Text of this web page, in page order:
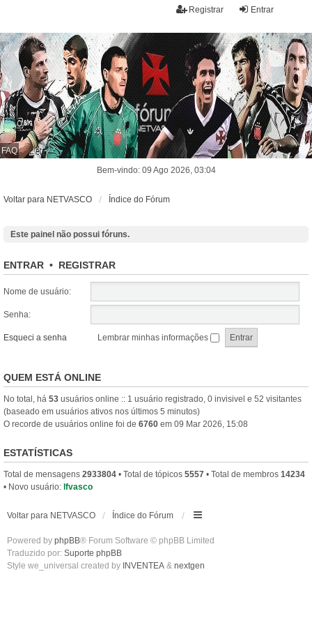
Entrar
Registrar
FAQ
Bem-vindo: 09 Ago 2026, 03:04
Voltar para NETVASCO Índice do Fórum
Este painel não possui fóruns.
ENTRAR • REGISTRAR
Nome de usuário:
Senha:
Esqueci a senha Lembrar minhas informações
QUEM ESTÁ ONLINE
No total, há 53 usuários online :: 1 usuário registrado, 0 invisivel e 52 visitantes
(baseado em usuários ativos nos últimos 5 minutos)
O recorde de usuários online foi de 6760 em 09 Mar 2026, 15:08
ESTATÍSTICAS
Total de mensagens 2933804 • Total de tópicos 5557 • Total de membros 14234
• Novo usuário: lfvasco
Voltar para NETVASCO Índice do Fórum
Powered by phpBB® Forum Software © phpBB Limited
Traduzido por: Suporte phpBB
Style we_universal created by INVENTEA & nextgen